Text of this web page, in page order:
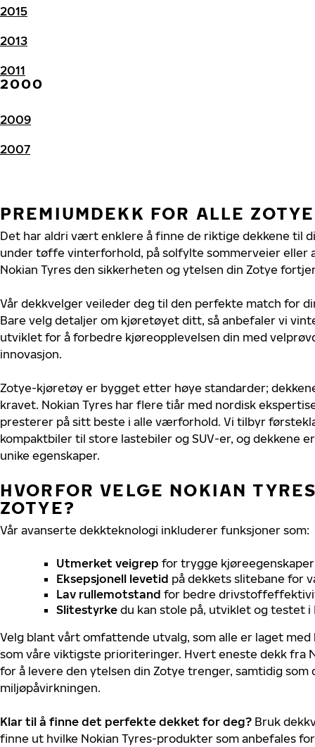
2015
2013
2011
2000
2009
2007
PREMIUMDEKK FOR ALLE
Det har aldri vært enklere å finne de riktige dekkene til
under tøffe vinterforhold, på solfylte sommerveier eller
Nokian Tyres den sikkerheten og ytelsen din Zotye
Vår dekkvelger veileder deg til den perfekte match for
Bare velg detaljer om kjøretøyet ditt, så anbefaler vi
utviklet for å forbedre kjøreopplevelsen din med
innovasjon.
Zotye-kjøretøy er bygget etter høye standarder;
kravet. Nokian Tyres har flere tiår med nordisk
presterer på sitt beste i alle værforhold. Vi tilbyr
kompaktbiler til store lastebiler og SUV-er, og dekkene
unike egenskaper.
HVORFOR VELGE NOKIAN
ZOTYE?
Vår avanserte dekkteknologi inkluderer funksjoner som:
Utmerket veigrep for trygge
Eksepsjonell levetid på dekkets slitebane for
Lav rullemotstand for bedre
Slitestyrke du kan stole på, utviklet og testet i
Velg blant vårt omfattende utvalg, som alle er laget
som våre viktigste prioriteringer. Hvert eneste dekk fra
for å levere den ytelsen din Zotye trenger, samtidig som
miljøpåvirkningen.
Klar til å finne det perfekte dekket for deg? Bruk
finne ut hvilke Nokian Tyres-produkter som anbefales